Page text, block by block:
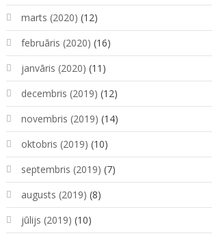
marts (2020) (12)
februāris (2020) (16)
janvāris (2020) (11)
decembris (2019) (12)
novembris (2019) (14)
oktobris (2019) (10)
septembris (2019) (7)
augusts (2019) (8)
jūlijs (2019) (10)